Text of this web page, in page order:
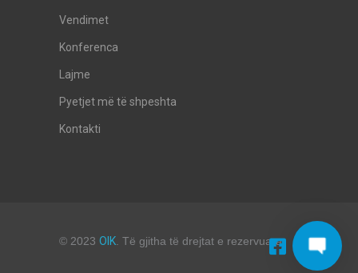
Vendimet
Konferenca
Lajme
Pyetjet më të shpeshta
Kontakti
© 2023 OIK . Të gjitha të drejtat e rezervuara.